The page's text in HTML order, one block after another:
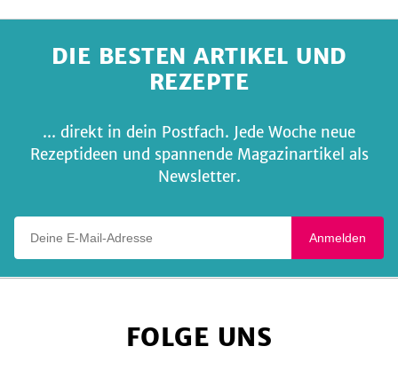
DIE BESTEN ARTIKEL UND
REZEPTE
... direkt in dein Postfach. Jede Woche neue
Rezeptideen und spannende Magazinartikel als
Newsletter.
Anmelden
FOLGE UNS